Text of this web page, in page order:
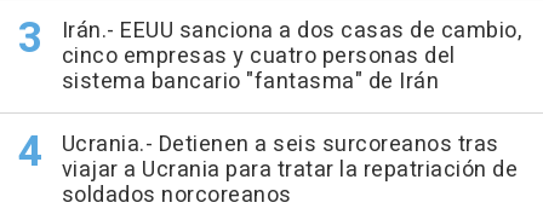
Irán.- EEUU sanciona a dos casas de cambio,
cinco empresas y cuatro personas del
sistema bancario "fantasma" de Irán
Ucrania.- Detienen a seis surcoreanos tras
viajar a Ucrania para tratar la repatriación de
soldados norcoreanos